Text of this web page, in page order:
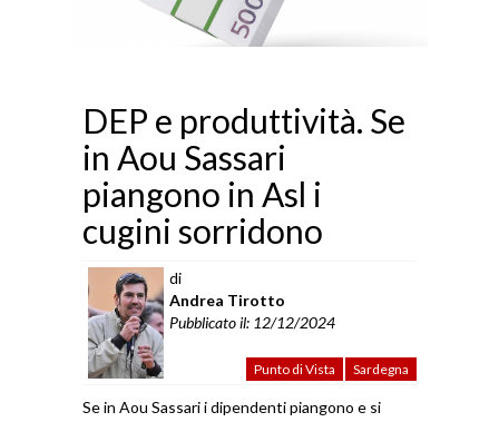
DEP e produttività. Se
in Aou Sassari
piangono in Asl i
cugini sorridono
di
Andrea Tirotto
Pubblicato il: 12/12/2024
Punto di Vista Sardegna
Se in Aou Sassari i dipendenti piangono e si